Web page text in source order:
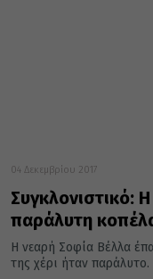
04 Δεκεμβρίου 2017
Συγκλονιστικό:
παράλυτη
Η νεαρή Σοφία Βέλλα
της χέρι ήταν παράλυτο.